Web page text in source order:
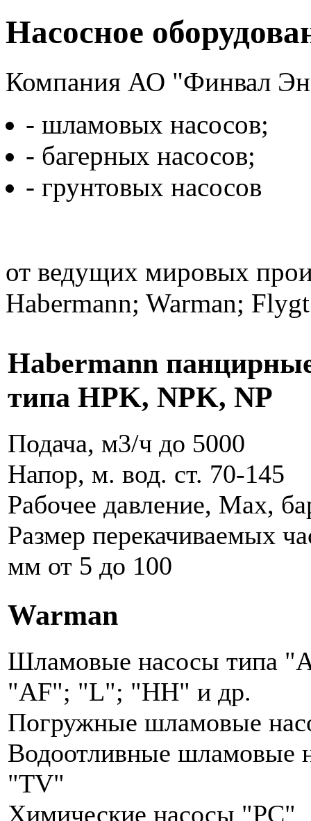
Насосное
Компания АО "Финвал
- шламовых насосов;
- багерных насосов;
- грунтовых насосов
от ведущих мировых
Habermann; Warman;
Habermann
типа HPK, NPK, NP
Подача, м3/ч до 5000
Напор, м. вод. ст. 70-145
Рабочее давление, Max,
Размер перекачиваемых
мм от 5 до 100
Warman
Шламовые насосы типа
"AF"; "L"; "HH" и др.
Погружные шламовые
Водоотливные шламовые
"TV"
Химические насосы "РС"